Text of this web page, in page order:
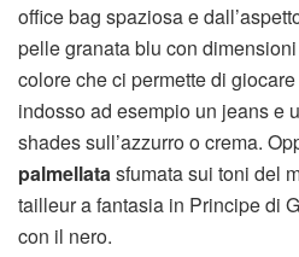
office bag spaziosa e
pelle granata blu con
colore che ci permette di
indosso ad esempio un jeans e
shades sull’azzurro o crema.
palmellatasfumata sui toni del
tailleur a fantasia in Principe di
con il nero.